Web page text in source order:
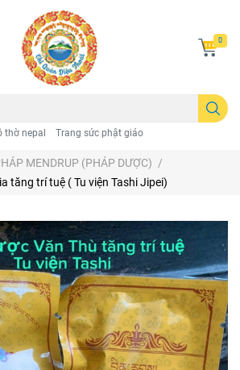
thờ nepal Trang sức phật giáo
0
MENDRUP (PHÁP DƯỢC) /
tăng trí tuệ ( Tu viện Tashi Jipei)